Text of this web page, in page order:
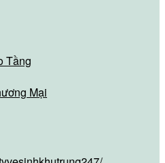
Tầng
Mại